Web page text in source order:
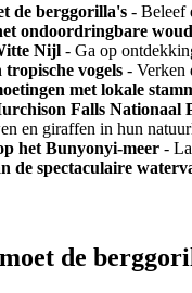
de berggorilla's - Beleef
ondoordringbare woud
Nijl - Ga op
vogels - Verken
met lokale
Falls Nationaal
en giraffen in hun
het Bunyonyi-meer -
de spectaculaire
de